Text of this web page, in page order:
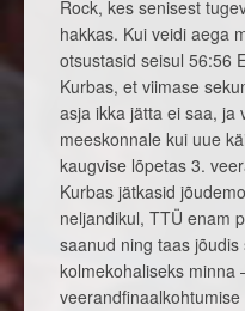
Rock, kes senisest
hakkas. Kui veidi aega
otsustasid seisul 56:56
Kurbas, et viimase
asja ikka jätta ei saa, ja
meeskonnale kui uue
kaugvise lõpetas 3.
Kurbas jätkasid
neljandikul, TTÜ enam
saanud ning taas
kolmekohaliseks minna
veerandfinaalkohtumise